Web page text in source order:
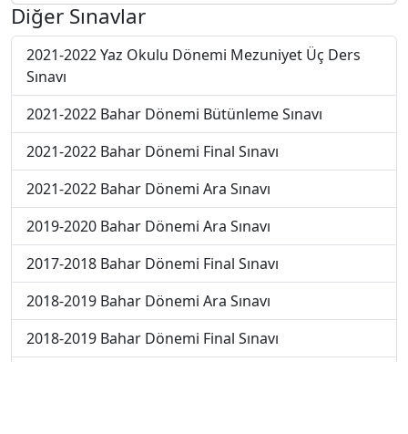
Diğer Sınavlar
2021-2022 Yaz Okulu Dönemi Mezuniyet Üç Ders
Sınavı
2021-2022 Bahar Dönemi Bütünleme Sınavı
2021-2022 Bahar Dönemi Final Sınavı
2021-2022 Bahar Dönemi Ara Sınavı
2019-2020 Bahar Dönemi Ara Sınavı
2017-2018 Bahar Dönemi Final Sınavı
2018-2019 Bahar Dönemi Ara Sınavı
2018-2019 Bahar Dönemi Final Sınavı